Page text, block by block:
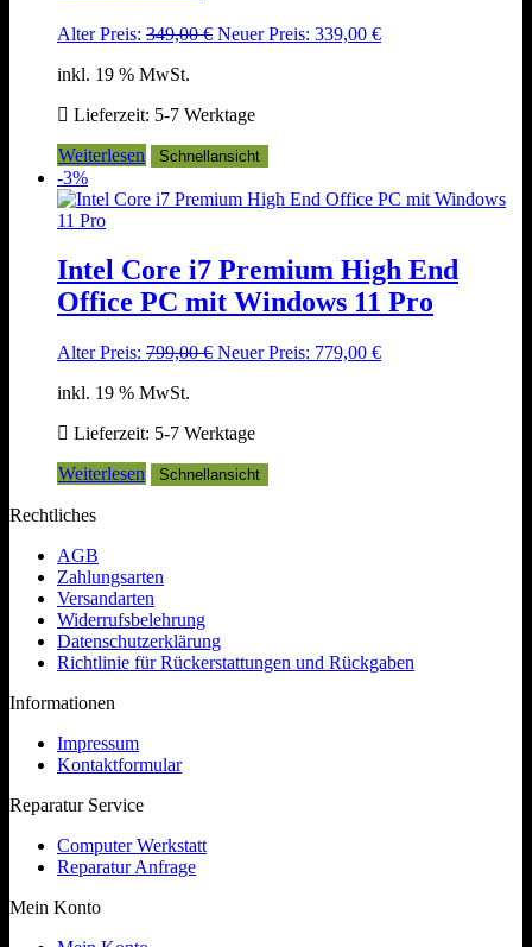
Alter Preis: 349,00€ Ursprünglicher
Neuer Preis: 339,00 €Aktueller
inkl. 19 % MwSt.
Lieferzeit: 5-7 Werktage
Weiterlesen
Schnellansicht
-3%
Intel Core i7 Premium High End
Office PC mit Windows 11 Pro
Alter Preis: 799,00€ Ursprünglicher
Neuer Preis: 779,00 €Aktueller
inkl. 19 % MwSt.
Lieferzeit: 5-7 Werktage
Weiterlesen
Schnellansicht
Rechtliches
AGB
Zahlungsarten
Versandarten
Widerrufsbelehrung
Datenschutzerklärung
Richtlinie für Rückerstattungen und Rückgaben
Informationen
Impressum
Kontaktformular
Reparatur Service
Computer Werkstatt
Reparatur Anfrage
Mein Konto